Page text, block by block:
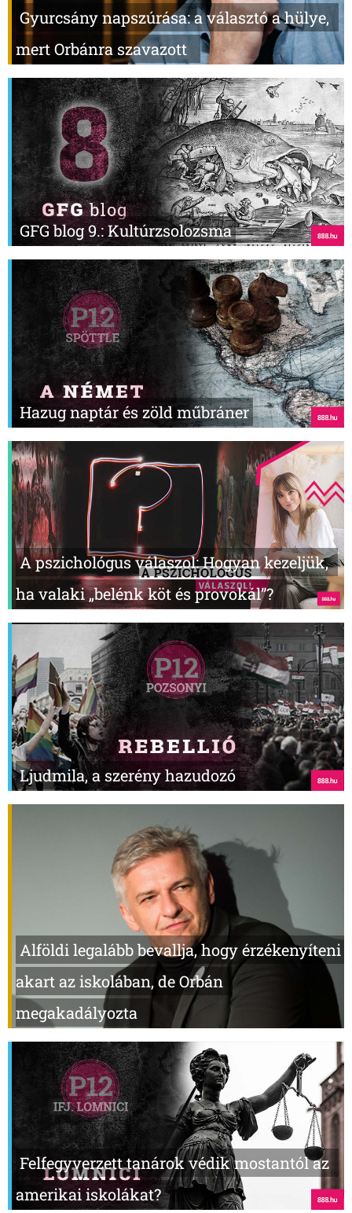
Gyurcsány napszúrása: a választó a hülye,
mert Orbánra szavazott
GFG blog 9.: Kultúrzsolozsma
Hazug naptár és zöld műbráner
A pszichológus válaszol: Hogyan kezeljük,
ha valaki „belénk köt és provokál”?
Ljudmila, a szerény hazudozó
Alföldi legalább bevallja, hogy érzékenyíteni
akart az iskolában, de Orbán
megakadályozta
Felfegyverzett tanárok védik mostantól az
amerikai iskolákat?